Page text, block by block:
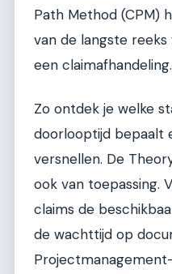
Path Method (CPM)
van de langste reeks
een claimafhandeling.
Zo ontdek je welke
doorlooptijd bepaalt
versnellen. De
ook van toepassing.
claims de
de wachttijd op